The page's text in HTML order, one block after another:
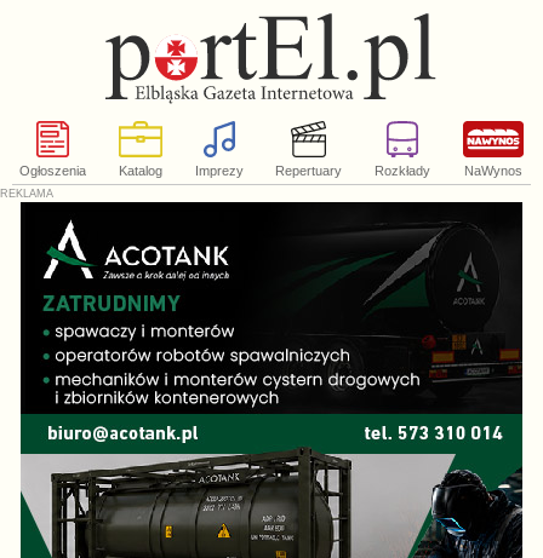
Ogłoszenia Katalog Imprezy Repertuary Rozkłady NaWynos